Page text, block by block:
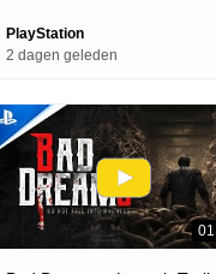
PlayStation
2 dagen geleden